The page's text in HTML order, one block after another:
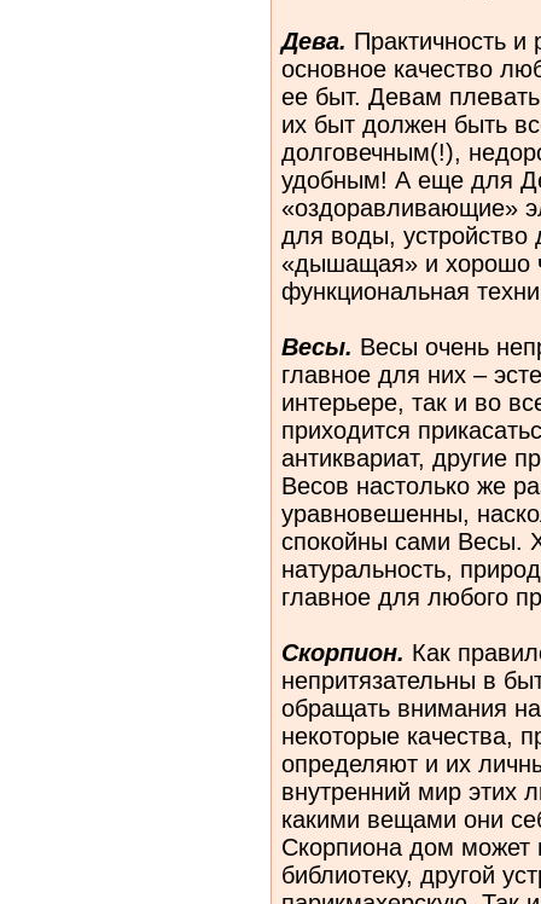
Дева. Практичность
основное качество
ее быт. Девам
их быт должен быть
долговечным(!),
удобным! А еще для
«оздоравливающие»
для воды, устройство
«дышащая» и хорошо
функциональная
Весы. Весы очень
главное для них –
интерьере, так и во
приходится
антиквариат, другие
Весов настолько же
уравновешенны,
спокойны сами Весы.
натуральность,
главное для любого
Скорпион. Как
непритязательны в
обращать внимания
некоторые качества,
определяют и их
внутренний мир этих
какими вещами они
Скорпиона дом может
библиотеку, другой